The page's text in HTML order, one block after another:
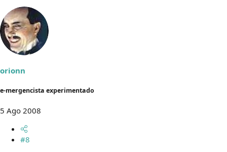
orionn
e-mergencista experimentado
5 Ago 2008
#8